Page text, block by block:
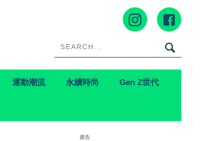
運動潮流 永續時尚 Gen Z世代
廣告